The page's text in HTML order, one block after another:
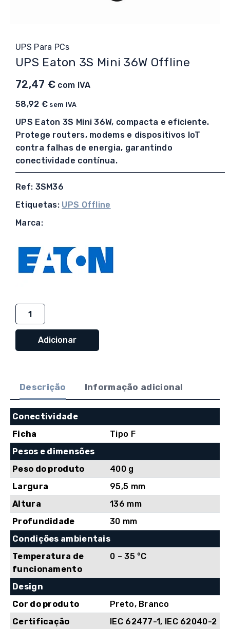
UPS Para PCs
UPS Eaton 3S Mini 36W Offline
72,47 € com IVA
58,92 € sem IVA
UPS Eaton 3S Mini 36W, compacta e eficiente.
Protege routers, modems e dispositivos IoT
contra falhas de energia, garantindo
conectividade contínua.
Ref: 3SM36
Etiquetas: UPS Offline
Marca:
Quantidade
de
Eaton
36W
Offline
Adicionar
Descrição Informação adicional
Conectividade
Ficha
Tipo F
Pesos e dimensões
Peso do produto
400 g
Largura
95,5 mm
Altura
136 mm
Profundidade
30 mm
Condições ambientais
Temperatura de
funcionamento
0 – 35 °C
Design
Cor do produto
Preto, Branco
Certificação
IEC 62477-1, IEC 62040-2